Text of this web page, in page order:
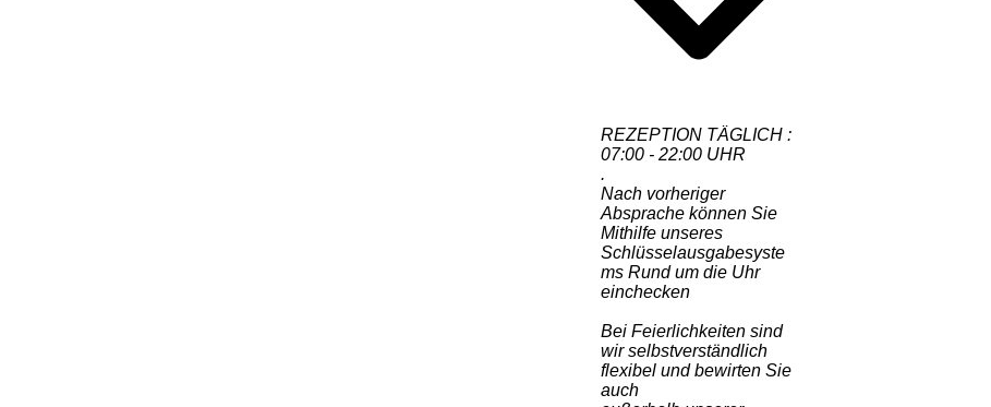
REZEPTION TÄGLICH :
07:00 - 22:00 UHR
.
Nach vorheriger
Absprache können Sie
Mithilfe unseres
Schlüsselausgabesyste
ms Rund um die Uhr
einchecken
Bei Feierlichkeiten sind
wir selbstverständlich
flexibel und bewirten Sie
auch